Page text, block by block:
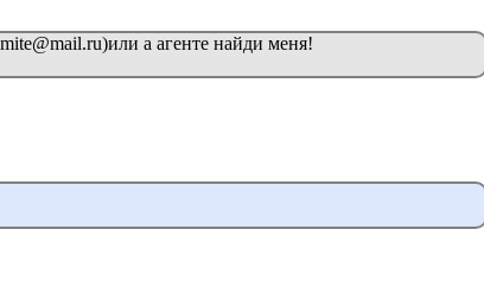
а агенте найди меня!